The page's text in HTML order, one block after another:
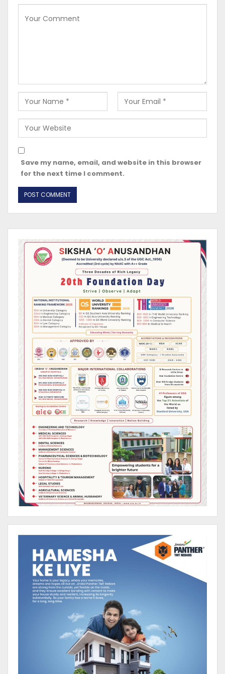
Save my name, email, and website in this browser
for the next time I comment.